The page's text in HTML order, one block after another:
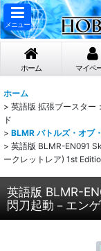
メニュー
ホーム マイペ
ホーム
> 英語版 拡張ブースター
ド
> BLMR バトルズ・オブ
> 英語版 BLMR-EN091
ークレットレア) 1st
英語版 BLMR-
閃刀起動－エン